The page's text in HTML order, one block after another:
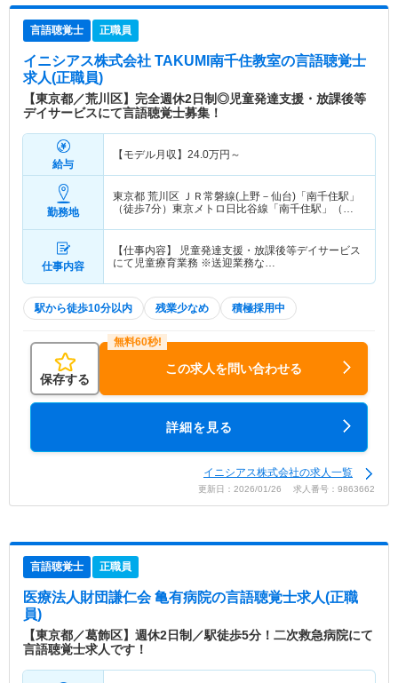
言語聴覚士 正職員
イニシアス株式会社 TAKUMI南千住教室の言語聴覚士
求人(正職員)
【東京都／荒川区】完全週休2日制◎児童発達支援・放課後等
デイサービスにて言語聴覚士募集！
給与
【モデル月収】 24.0万円～
勤務地
東京都 荒川区 ＪＲ常磐線(上野－仙台)「南千住駅」
（徒歩7分）東京メトロ日比谷線「南千住駅」（徒
仕事内容
【仕事内容】 児童発達支援・放課後等デイサービス
にて児童療育業務 ※送迎業務な…
駅から徒歩10分以内 残業少なめ 積極採用中
保存する
この求人を問い合わせる
詳細を見る
イニシアス株式会社の求人一覧
更新日：2026/01/26 求人番号：9863662
言語聴覚士 正職員
医療法人財団謙仁会 亀有病院の言語聴覚士求人(正職
員)
【東京都／葛飾区】週休2日制／駅徒歩5分！二次救急病院にて
言語聴覚士求人です！